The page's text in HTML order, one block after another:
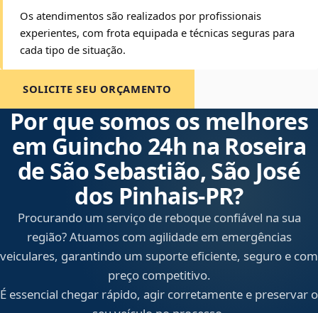
Os atendimentos são realizados por profissionais
experientes, com frota equipada e técnicas seguras para
cada tipo de situação.
SOLICITE SEU ORÇAMENTO
Por que somos os melhores
em Guincho 24h na Roseira
de São Sebastião, São José
dos Pinhais‑PR?
Procurando um serviço de reboque confiável na sua
região? Atuamos com agilidade em emergências
veiculares, garantindo um suporte eficiente, seguro e com
preço competitivo.
É essencial chegar rápido, agir corretamente e preservar o